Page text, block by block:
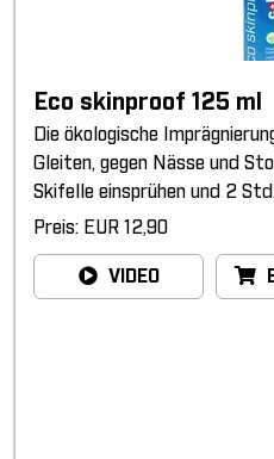
Eco skinproof 125 ml
Die ökologische
Gleiten, gegen Nässe und
Skifelle einsprühen und 2
Preis: EUR 12,90
VIDEO